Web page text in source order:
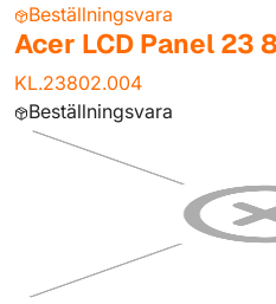
Beställningsvara
Acer LCD Panel 23
KL.23802.004
Beställningsvara